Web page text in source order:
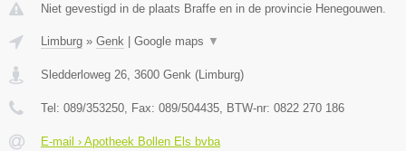
Niet gevestigd in de plaats Braffe en in de provincie Henegouwen.
Limburg » Genk Google maps ▼
Sledderloweg 26 3600 Genk ( Limburg)
Tel: 089/353250 , Fax: 089/504435 , BTW-nr: 0822 270 186
E-mail › Apotheek Bollen Els bvba